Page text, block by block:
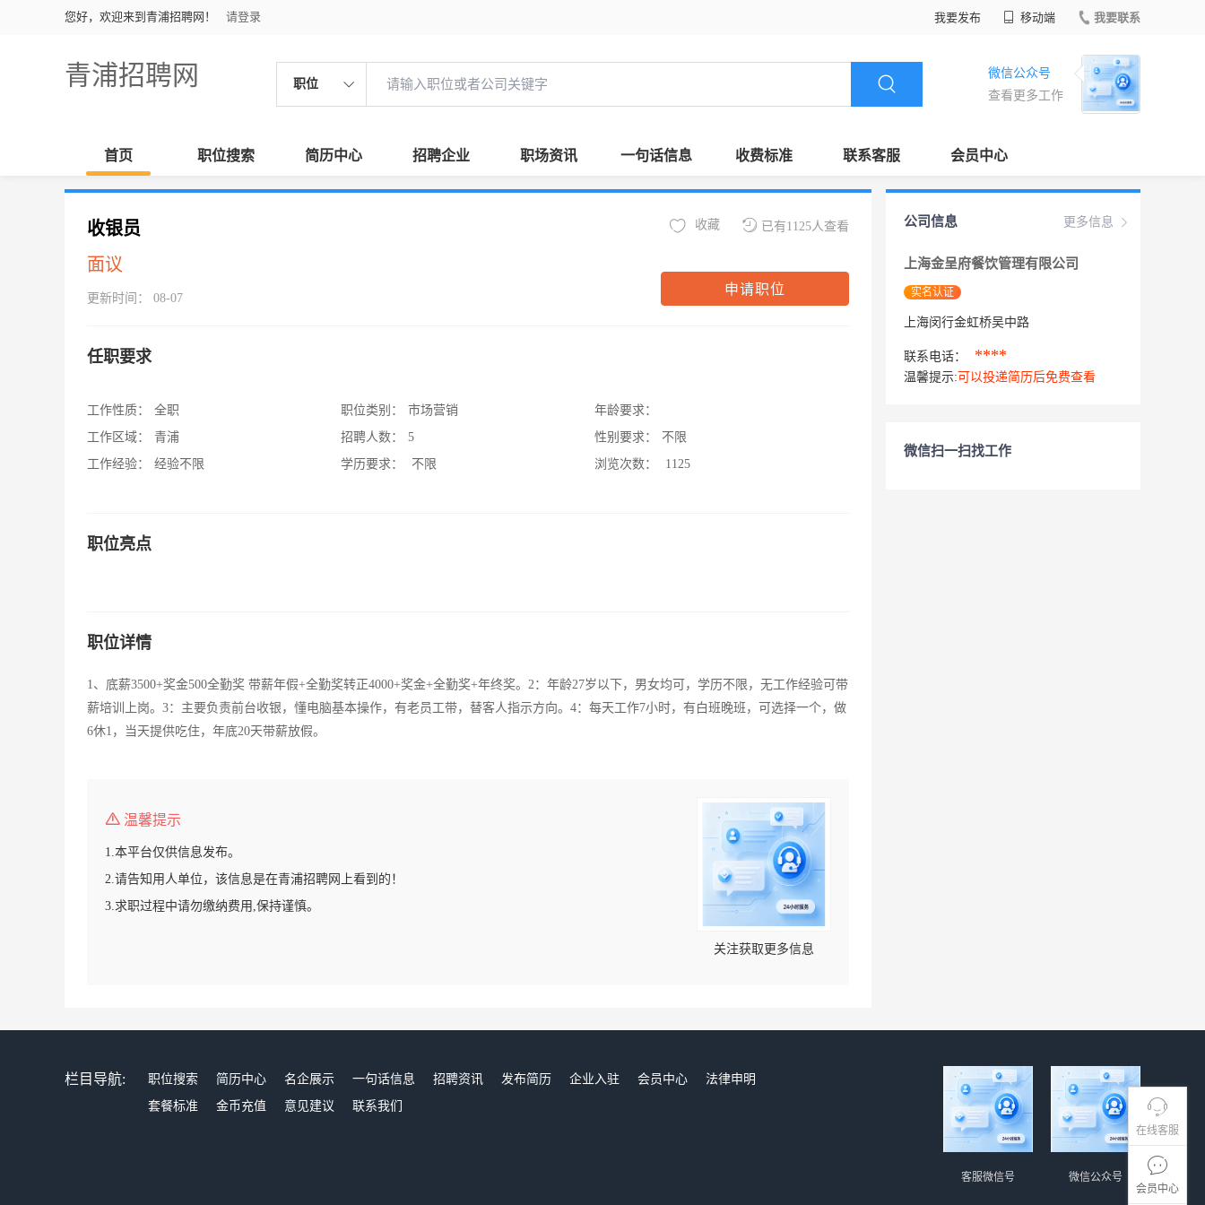
您好，欢迎来到青浦招聘网！ 请登录 我要发布 移动端 我要联系
青浦招聘网 职位
微信公众号
查看更多工作
首页 职位搜索 简历中心 招聘企业 职场资讯 一句话信息 收费标准 联系客服 会员中心
在线客服
会员中心
收银员
面议
更新时间： 08-07
已有1125人查看
收藏
申请职位
任职要求
工作性质：
全职
工作区域：
青浦
工作经验：
经验不限
职位类别：
市场营销
招聘人数：
5
学历要求：
不限
年龄要求：
性别要求：
不限
浏览次数：
1125
职位亮点
职位详情
1、底薪3500+奖金500全勤奖 带薪年假+全勤奖转正4000+奖金+全勤奖+年终奖。2：年龄27岁以下，男女均可，学历不限，无工作经验可带
薪培训上岗。3：主要负责前台收银，懂电脑基本操作，有老员工带，替客人指示方向。4：每天工作7小时，有白班晚班，可选择一个，做
6休1，当天提供吃住，年底20天带薪放假。
温馨提示
1.本平台仅供信息发布。
2.请告知用人单位，该信息是在青浦招聘网上看到的！
3.求职过程中请勿缴纳费用,保持谨慎。
关注获取更多信息
更多信息
公司信息
上海金呈府餐饮管理有限公司
实名认证
上海闵行金虹桥吴中路
联系电话： ****
温馨提示: 可以投递简历后免费查看
微信扫一扫找工作
栏目导航: 职位搜索 简历中心 名企展示 一句话信息 招聘资讯 发布简历 企业入驻 会员中心
法律申明
套餐标准
金币充值 意见建议 联系我们
微信公众号
客服微信号